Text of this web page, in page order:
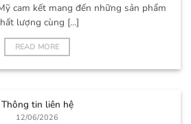
cam kết mang đến những sản phẩm
lượng cùng [...]
READ MORE
Thông tin liên hệ
12/06/2026